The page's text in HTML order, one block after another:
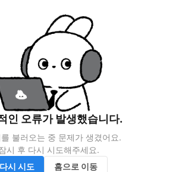
인 오류가 발생했습니다.
불러오는 중 문제가 생겼어요.
시 후 다시 시도해주세요.
다시 시도
홈으로 이동